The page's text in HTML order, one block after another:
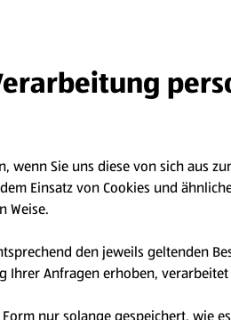
wenn Sie uns diese von sich aus
Einsatz von Cookies und
Weise.
den jeweils geltenden
Ihrer Anfragen erhoben,